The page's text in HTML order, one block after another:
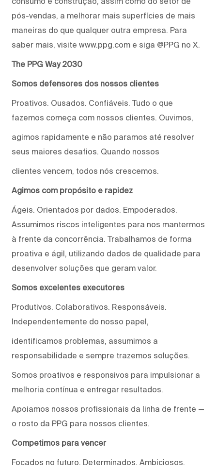
pós-vendas, a melhorar mais superfícies de mais
maneiras do que qualquer outra empresa. Para
saber mais, visite www.ppg.com e siga @PPG no X.
The PPG Way 2030
Somos defensores dos nossos clientes
Proativos. Ousados. Confiáveis. Tudo o que
fazemos começa com nossos clientes. Ouvimos,
agimos rapidamente e não paramos até resolver
seus maiores desafios. Quando nossos
clientes vencem, todos nós crescemos.
Agimos com propósito e rapidez
Ágeis. Orientados por dados. Empoderados.
Assumimos riscos inteligentes para nos mantermos
à frente da concorrência. Trabalhamos de forma
proativa e ágil, utilizando dados de qualidade para
desenvolver soluções que geram valor.
Somos excelentes executores
Produtivos. Colaborativos. Responsáveis.
Independentemente do nosso papel,
identificamos problemas, assumimos a
responsabilidade e sempre trazemos soluções.
Somos proativos e responsivos para impulsionar a
melhoria contínua e entregar resultados.
Apoiamos nossos profissionais da linha de frente —
o rosto da PPG para nossos clientes.
Competimos para vencer
Focados no futuro. Determinados. Ambiciosos.